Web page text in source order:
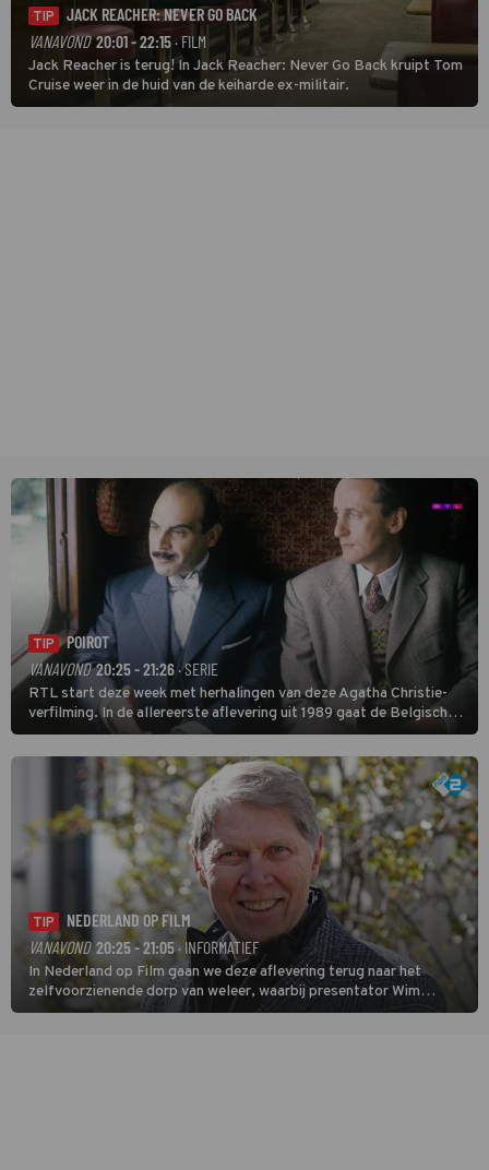
TIP
JACK REACHER: NEVER GO BACK
VANAVOND 20:01 - 22:15· FILM
Jack Reacher is terug! In Jack Reacher: Never Go Back kruipt Tom
Cruise weer in de huid van de keiharde ex-militair.
TIP
POIROT
VANAVOND 20:25 - 21:26 · SERIE
RTL start deze week met herhalingen van deze Agatha Christie-
verfilming. In de allereerste aflevering uit 1989 gaat de Belgische
speurder op zoek naar een vermiste kok. Poirot raakt al snel
verwikkeld in een moordzaak. (HH)
TIP
NEDERLAND OP FILM
VANAVOND 20:25 - 21:05· INFORMATIEF
In Nederland op Film gaan we deze aflevering terug naar het
zelfvoorzienende dorp van weleer, waarbij presentator Wim
Daniëls de kijkers meeneemt op reis door de tijd aan de hand van